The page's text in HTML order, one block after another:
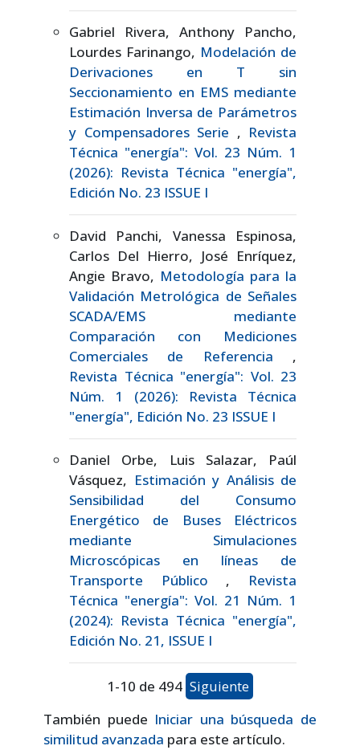
Gabriel Rivera, Anthony Pancho,
Lourdes Farinango, Modelación de
Derivaciones en T sin
Seccionamiento en EMS mediante
Estimación Inversa de Parámetros
y Compensadores Serie , Revista
Técnica "energía": Vol. 23 Núm. 1
(2026): Revista Técnica "energía",
Edición No. 23 ISSUE I
David Panchi, Vanessa Espinosa,
Carlos Del Hierro, José Enríquez,
Angie Bravo, Metodología para la
Validación Metrológica de Señales
SCADA/EMS mediante
Comparación con Mediciones
Comerciales de Referencia ,
Revista Técnica "energía": Vol. 23
Núm. 1 (2026): Revista Técnica
"energía", Edición No. 23 ISSUE I
Daniel Orbe, Luis Salazar, Paúl
Vásquez, Estimación y Análisis de
Sensibilidad del Consumo
Energético de Buses Eléctricos
mediante Simulaciones
Microscópicas en líneas de
Transporte Público , Revista
Técnica "energía": Vol. 21 Núm. 1
(2024): Revista Técnica "energía",
Edición No. 21, ISSUE I
1-10 de 494 Siguiente
También puede Iniciar una búsqueda de
similitud avanzada para este artículo.